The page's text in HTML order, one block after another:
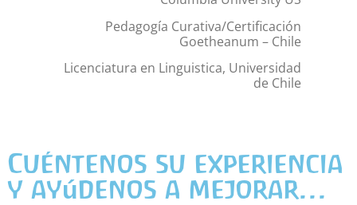
Pedagogía Curativa/Certificación
Goetheanum – Chile
Licenciatura en Linguistica, Universidad
de Chile
Cuéntenos su experiencia
y ayúdenos a mejorar...